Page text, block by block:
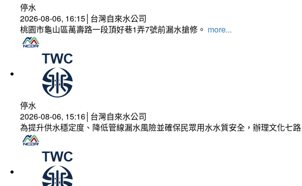
停水
2026-08-06, 16:15│台灣自來水公司
桃園市龜山區萬壽路一段頂好巷1弄7號前漏水搶修。 more...
停水
2026-08-06, 15:16│台灣自來水公司
為提升供水穩定度、降低管線漏水風險並確保民眾用水水質安全，辦理文化七